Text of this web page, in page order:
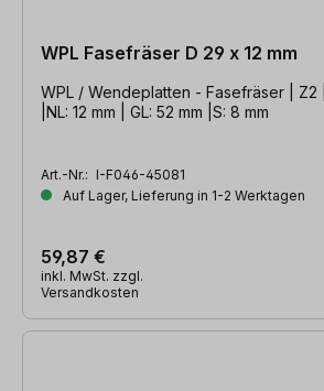
WPL Fasefräser D 29 x 12 mm
WPL / Wendeplatten - Fasefräser | Z2 | E: 45° | D: 29 mm
|NL: 12 mm | GL: 52 mm |S: 8 mm
Art.-Nr.: I-F046-45081
Auf Lager, Lieferung in 1-2 Werktagen
59,87 €
inkl. MwSt. zzgl.
Versandkosten